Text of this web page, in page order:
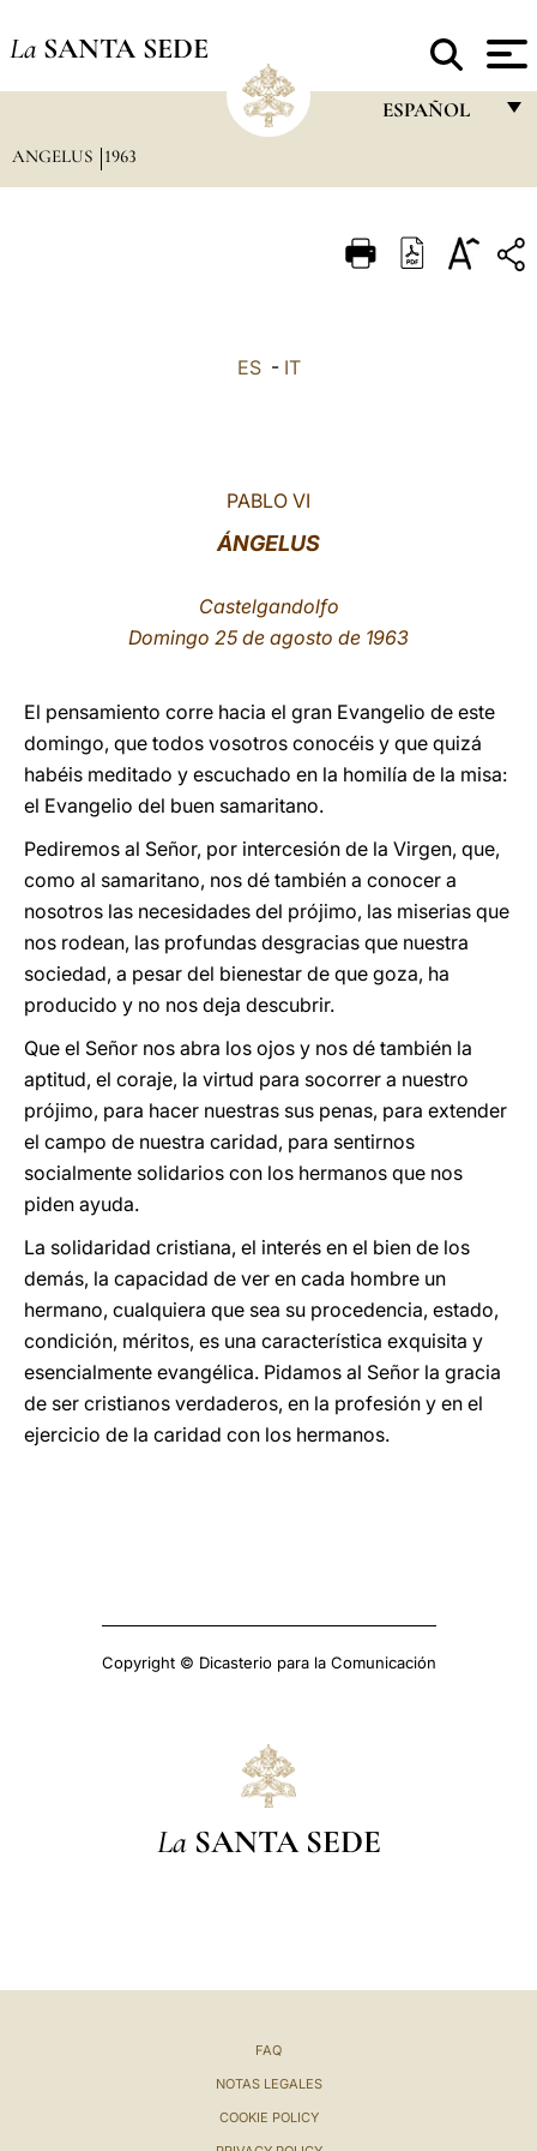
La SANTA SEDE
ESPAÑOL
ITALIANO
ANGELUS 1963
ES- IT
PABLO VI
ÁNGELUS
Castelgandolfo
Domingo 25 de agosto de 1963
El pensamiento corre hacia el gran Evangelio de este
domingo, que todos vosotros conocéis y que quizá
habéis meditado y escuchado en la homilía de la misa:
el Evangelio del buen samaritano.
Pediremos al Señor, por intercesión de la Virgen, que,
como al samaritano, nos dé también a conocer a
nosotros las necesidades del prójimo, las miserias que
nos rodean, las profundas desgracias que nuestra
sociedad, a pesar del bienestar de que goza, ha
producido y no nos deja descubrir.
Que el Señor nos abra los ojos y nos dé también la
aptitud, el coraje, la virtud para socorrer a nuestro
prójimo, para hacer nuestras sus penas, para extender
el campo de nuestra caridad, para sentirnos
socialmente solidarios con los hermanos que nos
piden ayuda.
La solidaridad cristiana, el interés en el bien de los
demás, la capacidad de ver en cada hombre un
hermano, cualquiera que sea su procedencia, estado,
condición, méritos, es una característica exquisita y
esencialmente evangélica. Pidamos al Señor la gracia
de ser cristianos verdaderos, en la profesión y en el
ejercicio de la caridad con los hermanos.
Copyright © Dicasterio para la Comunicación
La SANTA SEDE
FAQ
NOTAS LEGALES
COOKIE POLICY